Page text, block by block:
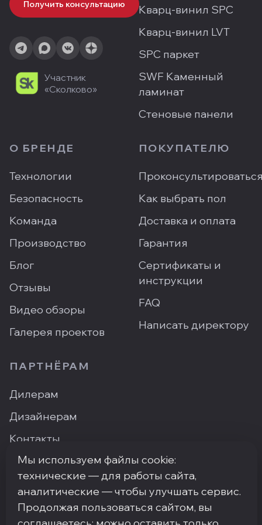
Получить консультацию
Участник
«Сколково»
Кварц-винил SPC
Кварц-винил LVT
SPC паркет
SWF Каменный
ламинат
Стеновые панели
О БРЕНДЕ
Технологии
Безопасность
Команда
Производство
Блог
Отзывы
Видео обзоры
Галерея проектов
ПОКУПАТЕЛЮ
Как выбрать пол
Доставка и оплата
Гарантия
Сертификаты и
инструкции
FAQ
Написать директору
ПАРТНЁРАМ
Дилерам
Дизайнерам
Контакты
Где купить
ПН–ПТ: 9:00–18:00·Москва, ArtPlay, Нижняя
Мы используем файлы cookie:
технические — для работы сайта,
аналитические — чтобы улучшать сервис.
Продолжая пользоваться сайтом, вы